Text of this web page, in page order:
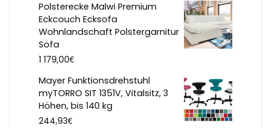
Polsterecke Malwi Premium
Eckcouch Ecksofa
Wohnlandschaft Polstergarnitur
Sofa
1 179,00€
Mayer Funktionsdrehstuhl
myTORRO SIT 1351V, Vitalsitz, 3
Höhen, bis 140 kg
244,93€